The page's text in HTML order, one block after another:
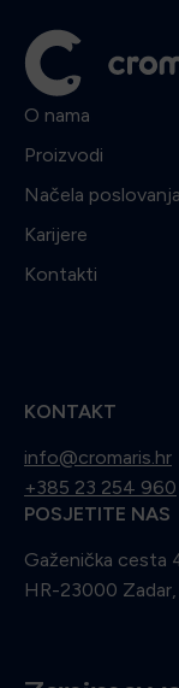
O nama
Proizvodi
Načela poslovanja
Karijere
Kontakti
KONTAKT
info@cromaris.hr
+385 23 254 960
POSJETITE NAS
Gaženička cesta
HR-23000